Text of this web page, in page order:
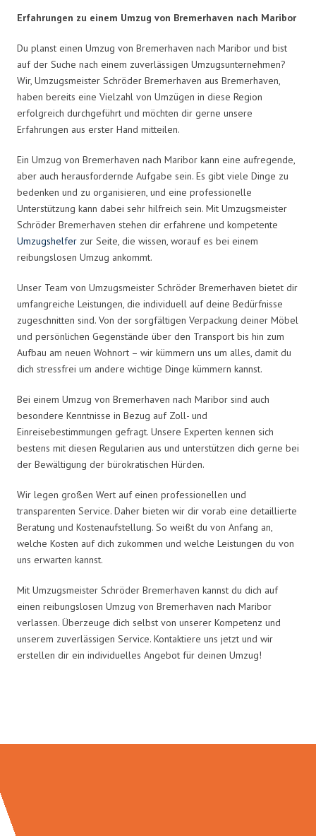
Erfahrungen zu einem Umzug von Bremerhaven nach Maribor
Du planst einen Umzug von Bremerhaven nach Maribor und bist
auf der Suche nach einem zuverlässigen Umzugsunternehmen?
Wir, Umzugsmeister Schröder Bremerhaven aus Bremerhaven,
haben bereits eine Vielzahl von Umzügen in diese Region
erfolgreich durchgeführt und möchten dir gerne unsere
Erfahrungen aus erster Hand mitteilen.
Ein Umzug von Bremerhaven nach Maribor kann eine aufregende,
aber auch herausfordernde Aufgabe sein. Es gibt viele Dinge zu
bedenken und zu organisieren, und eine professionelle
Unterstützung kann dabei sehr hilfreich sein. Mit Umzugsmeister
Schröder Bremerhaven stehen dir erfahrene und kompetente
Umzugshelfer zur Seite, die wissen, worauf es bei einem
reibungslosen Umzug ankommt.
Unser Team von Umzugsmeister Schröder Bremerhaven bietet dir
umfangreiche Leistungen, die individuell auf deine Bedürfnisse
zugeschnitten sind. Von der sorgfältigen Verpackung deiner Möbel
und persönlichen Gegenstände über den Transport bis hin zum
Aufbau am neuen Wohnort – wir kümmern uns um alles, damit du
dich stressfrei um andere wichtige Dinge kümmern kannst.
Bei einem Umzug von Bremerhaven nach Maribor sind auch
besondere Kenntnisse in Bezug auf Zoll- und
Einreisebestimmungen gefragt. Unsere Experten kennen sich
bestens mit diesen Regularien aus und unterstützen dich gerne bei
der Bewältigung der bürokratischen Hürden.
Wir legen großen Wert auf einen professionellen und
transparenten Service. Daher bieten wir dir vorab eine detaillierte
Beratung und Kostenaufstellung. So weißt du von Anfang an,
welche Kosten auf dich zukommen und welche Leistungen du von
uns erwarten kannst.
Mit Umzugsmeister Schröder Bremerhaven kannst du dich auf
einen reibungslosen Umzug von Bremerhaven nach Maribor
verlassen. Überzeuge dich selbst von unserer Kompetenz und
unserem zuverlässigen Service. Kontaktiere uns jetzt und wir
erstellen dir ein individuelles Angebot für deinen Umzug!